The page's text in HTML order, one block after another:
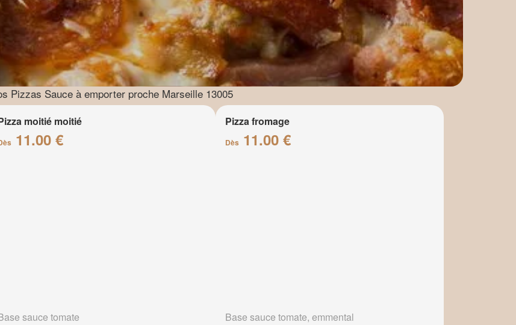
Pizzas Sauce à emporter proche Marseille 13005
moitié moitié
11.00 €
sauce tomate
Pizza fromage
Dès 11.00 €
Base sauce tomate, emmental